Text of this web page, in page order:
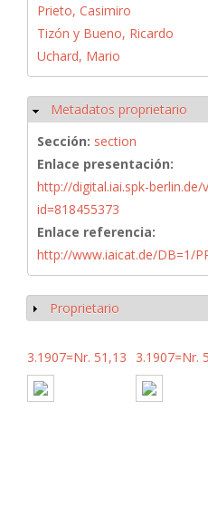
Prieto, Casimiro
Tizón y Bueno, Ricardo
Uchard, Mario
Ocultar
Metadatos proprietario
Sección: section
Enlace presentación:
http://digital.iai.spk-berlin.de/
id=818455373
Enlace referencia:
http://www.iaicat.de/DB=1/
Mostrar
Proprietario
3.1907=Nr. 51,13 3.1907=Nr.